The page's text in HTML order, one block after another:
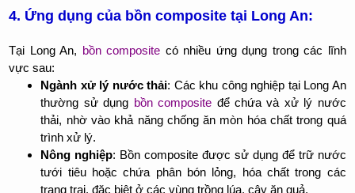
4. Ứng dụng của bồn composite tại Long An:
Tại Long An, bồn composite có nhiều ứng dụng trong các lĩnh
vực sau:
Ngành xử lý nước thải: Các khu công nghiệp tại Long An
thường sử dụng bồn composite để chứa và xử lý nước
thải, nhờ vào khả năng chống ăn mòn hóa chất trong quá
trình xử lý.
Nông nghiệp: Bồn composite được sử dụng để trữ nước
tưới tiêu hoặc chứa phân bón lỏng, hóa chất trong các
trang trại, đặc biệt ở các vùng trồng lúa, cây ăn quả.